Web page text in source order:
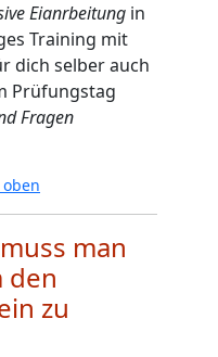
Eianrbeitung in
Training mit
dich selber auch
Prüfungstag
Fragen
man
den
zu